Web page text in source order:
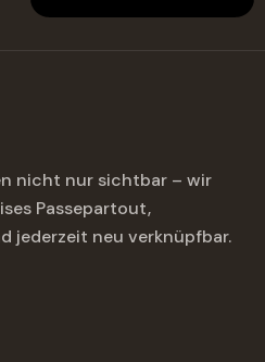
nicht nur sichtbar – wir
Passepartout,
jederzeit neu verknüpfbar.